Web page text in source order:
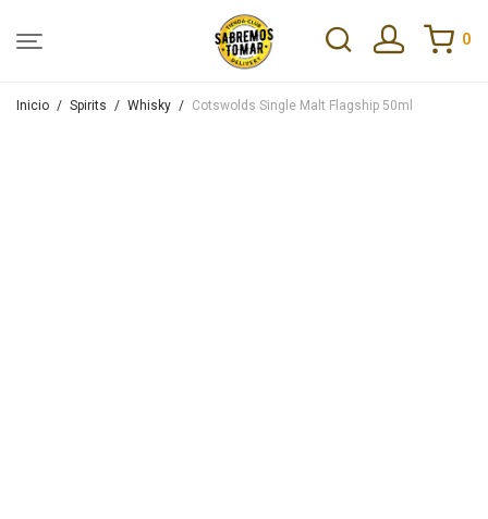
0
Inicio / Spirits / Whisky / Cotswolds Single Malt Flagship 50ml